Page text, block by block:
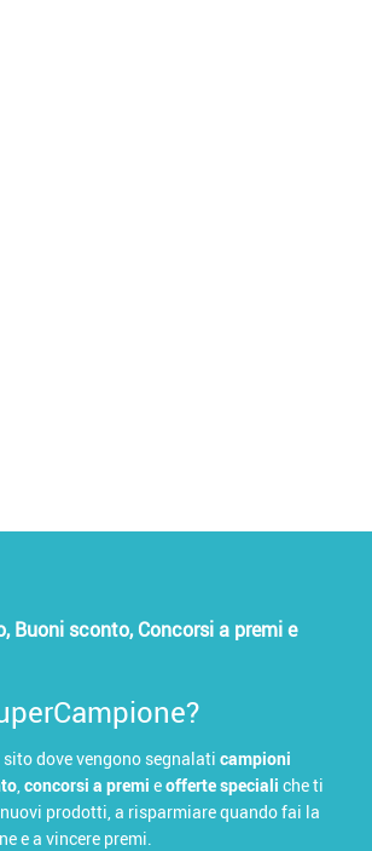
Buoni sconto, Concorsi a premi e
sito dove vengono segnalati campioni
concorsi a premi eofferte speciali che ti
prodotti, a risparmiare quando fai la
e a vincere premi.